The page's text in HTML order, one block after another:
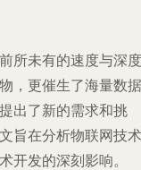
所未有的速度与深度
，更催生了海量数据
出了新的需求和挑
旨在分析物联网技术
开发的深刻影响。